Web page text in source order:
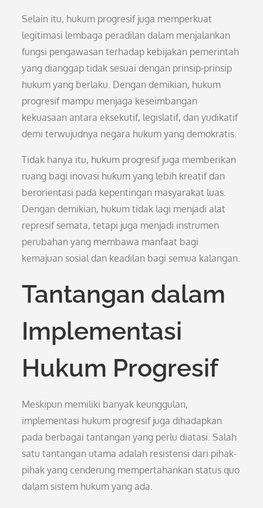
Selain itu, hukum progresif juga memperkuat
legitimasi lembaga peradilan dalam menjalankan
fungsi pengawasan terhadap kebijakan pemerintah
yang dianggap tidak sesuai dengan prinsip-prinsip
hukum yang berlaku. Dengan demikian, hukum
progresif mampu menjaga keseimbangan
kekuasaan antara eksekutif, legislatif, dan yudikatif
demi terwujudnya negara hukum yang demokratis.
Tidak hanya itu, hukum progresif juga memberikan
ruang bagi inovasi hukum yang lebih kreatif dan
berorientasi pada kepentingan masyarakat luas.
Dengan demikian, hukum tidak lagi menjadi alat
represif semata, tetapi juga menjadi instrumen
perubahan yang membawa manfaat bagi
kemajuan sosial dan keadilan bagi semua kalangan.
Tantangan dalam
Implementasi
Hukum Progresif
Meskipun memiliki banyak keunggulan,
implementasi hukum progresif juga dihadapkan
pada berbagai tantangan yang perlu diatasi. Salah
satu tantangan utama adalah resistensi dari pihak-
pihak yang cenderung mempertahankan status quo
dalam sistem hukum yang ada.